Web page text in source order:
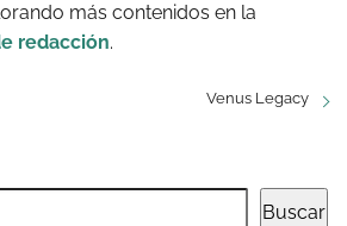
más contenidos en la
redacción.
Venus Legacy
Buscar